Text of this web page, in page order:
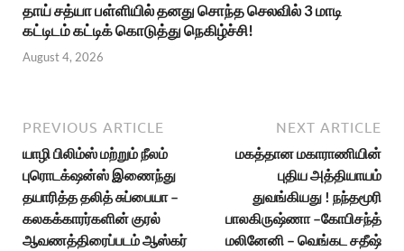
தாய் சத்யா பள்ளியில் தனது சொந்த செலவில் 3 மாடி
கட்டிடம் கட்டிக் கொடுத்து நெகிழ்ச்சி!
August 4, 2026
PREVIOUS ARTICLE
யாழி பிலிம்ஸ் மற்றும் நீலம்
புரொடக்‌ஷன்ஸ் இணைந்து
தயாரித்த தலித் சுப்பையா –
கலகக்காரர்களின் குரல்
ஆவணத்திரைப்படம் ஆஸ்கர்
NEXT ARTICLE
மகத்தான மகாராணியின்
புதிய அத்தியாயம்
துவங்கியது ! நந்தமூரி
பாலகிருஷ்ணா –கோபிசந்த்
மலினேனி – வெங்கட சதீஷ்